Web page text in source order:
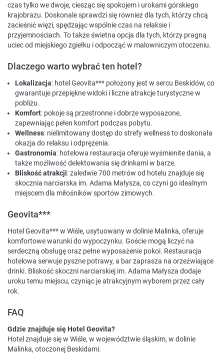
czas tylko we dwoje, ciesząc się spokojem i urokami górskiego
krajobrazu. Doskonale sprawdzi się również dla tych, którzy chcą
zacieśnić więzi, spędzając wspólnie czas na relaksie i
przyjemnościach. To także świetna opcja dla tych, którzy pragną
uciec od miejskiego zgiełku i odpocząć w malowniczym otoczeniu.
Dlaczego warto wybrać ten hotel?
Lokalizacja: hotel Geovita*** położony jest w sercu Beskidów, co
gwarantuje przepiękne widoki i liczne atrakcje turystyczne w
pobliżu.
Komfort: pokoje są przestronne i dobrze wyposażone,
zapewniając pełen komfort podczas pobytu.
Wellness: nielimitowany dostęp do strefy wellness to doskonała
okazja do relaksu i odprężenia.
Gastronomia: hotelowa restauracja oferuje wyśmienite dania, a
także możliwość delektowania się drinkami w barze.
Bliskość atrakcji: zaledwie 700 metrów od hotelu znajduje się
skocznia narciarska im. Adama Małysza, co czyni go idealnym
miejscem dla miłośników sportów zimowych.
Geovita***
Hotel Geovita*** w Wiśle, usytuowany w dolinie Malinka, oferuje
komfortowe warunki do wypoczynku. Goście mogą liczyć na
serdeczną obsługę oraz pełne wyposażenie pokoi. Restauracja
hotelowa serwuje pyszne potrawy, a bar zaprasza na orzeźwiające
drinki. Bliskość skoczni narciarskiej im. Adama Małysza dodaje
uroku temu miejscu, czyniąc je atrakcyjnym wyborem przez cały
rok.
FAQ
Gdzie znajduje się Hotel Geovita?
Hotel znajduje się w Wiśle, w województwie śląskim, w dolinie
Malinka, otoczonej Beskidami.